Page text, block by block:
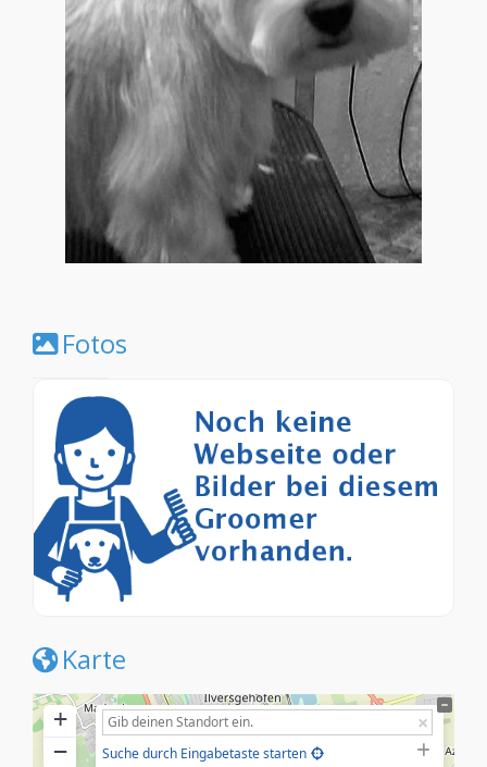
Fotos
Karte
+
−
Suche durch Eingabetaste starten